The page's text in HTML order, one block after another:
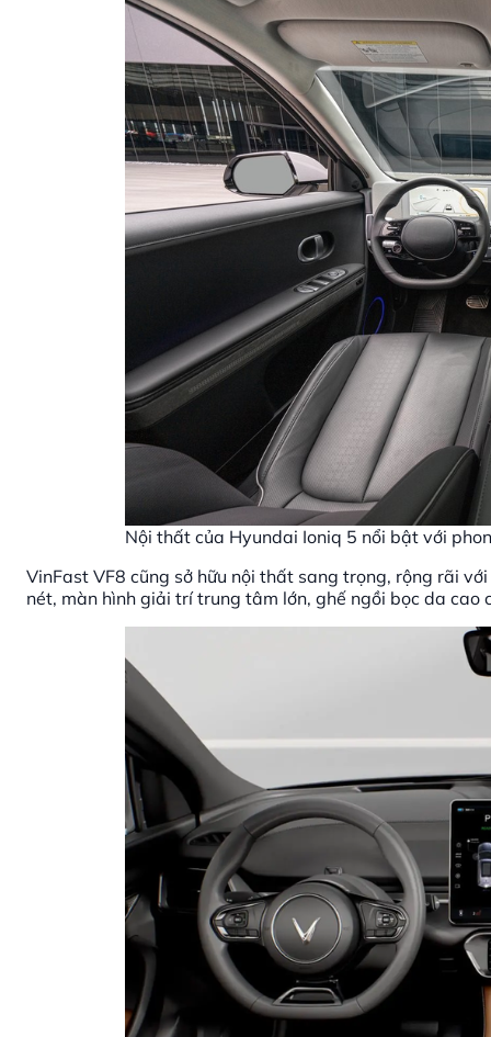
Nội thất của Hyundai Ioniq 5 nổi bật với
VinFast VF8 cũng sở hữu nội thất sang trọng, rộng rãi
nét, màn hình giải trí trung tâm lớn, ghế ngồi bọc da